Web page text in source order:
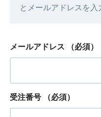
とメールアドレスを入
メールアドレス （必須）
受注番号 （必須）